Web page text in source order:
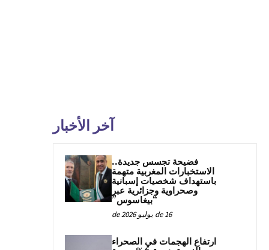
آخر الأخبار
فضيحة تجسس جديدة..
الاستخبارات المغربية متهمة
باستهداف شخصيات إسبانية
وصحراوية وجزائرية عبر
“بيغاسوس”
16 de يوليو de 2026
ارتفاع الهجمات في الصحراء